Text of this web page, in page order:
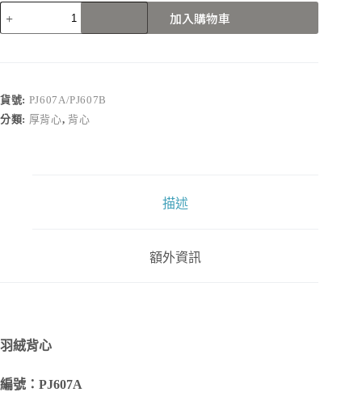
PJ607A/PJ607B
數
加入購物車
貨號: PJ607A/PJ607B
分類: 厚背心, 背心
描述
額外資訊
羽絨背心
編號：PJ607A